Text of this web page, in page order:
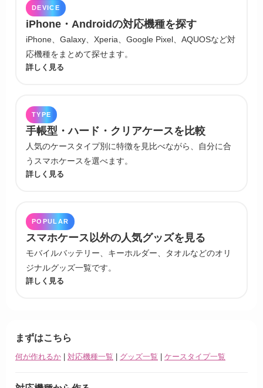
DEVICE
iPhone・Androidの対応機種を探す
iPhone、Galaxy、Xperia、Google Pixel、AQUOSなど対
応機種をまとめて探せます。
詳しく見る
TYPE
手帳型・ハード・クリアケースを比較
人気のケースタイプ別に特徴を見比べながら、自分に合
うスマホケースを選べます。
詳しく見る
POPULAR
スマホケース以外の人気グッズを見る
モバイルバッテリー、キーホルダー、タオルなどのオリ
ジナルグッズ一覧です。
詳しく見る
まずはこちら
何が作れるか | 対応機種一覧 | グッズ一覧 | ケースタイプ一覧